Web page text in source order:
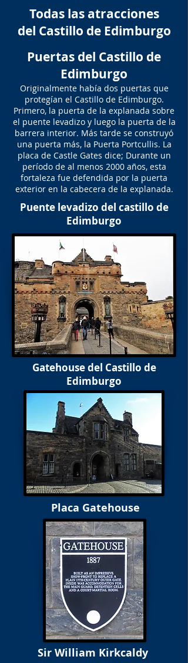
Todas las atracciones
del Castillo de Edimburgo
Puertas del Castillo de
Edimburgo
Originalmente había dos puertas que
protegían el Castillo de Edimburgo.
Primero, la puerta de la explanada sobre
el puente levadizo y luego la puerta de la
barrera interior. Más tarde se construyó
una puerta más, la Puerta Portcullis. La
placa de Castle Gates dice; Durante un
período de al menos 2000 años, esta
fortaleza fue defendida por la puerta
exterior en la cabecera de la explanada.
Puente levadizo del castillo de
Edimburgo
Gatehouse del Castillo de
Edimburgo
Placa Gatehouse
Sir William Kirkcaldy